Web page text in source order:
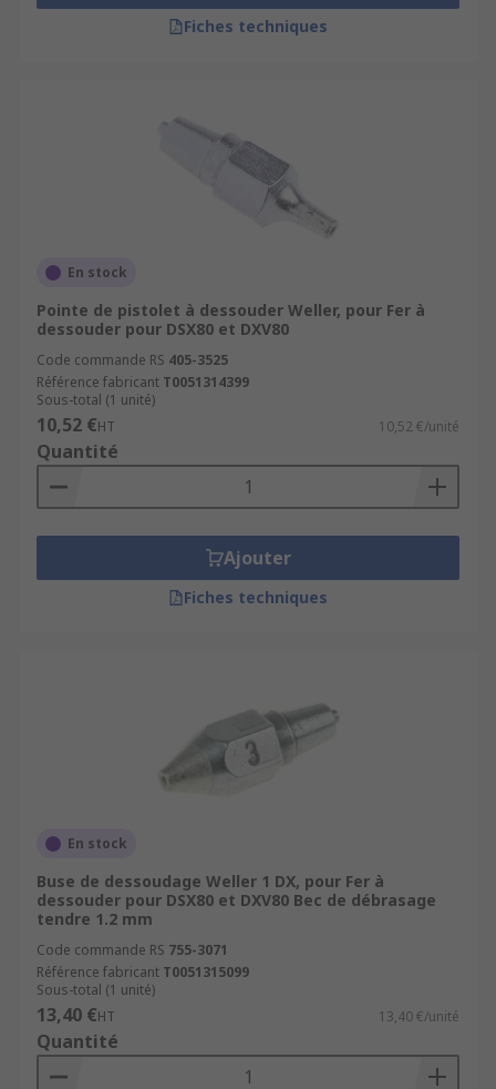
Fiches techniques
En stock
Pointe de pistolet à dessouder Weller, pour Fer à
dessouder pour DSX80 et DXV80
Code commande RS 405-3525
Référence fabricant T0051314399
Sous-total (1 unité)
10,52 €HT 10,52 €/unité
Quantité
Ajouter
Fiches techniques
En stock
Buse de dessoudage Weller 1 DX, pour Fer à
dessouder pour DSX80 et DXV80 Bec de débrasage
tendre 1.2 mm
Code commande RS 755-3071
Référence fabricant T0051315099
Sous-total (1 unité)
13,40 €HT 13,40 €/unité
Quantité